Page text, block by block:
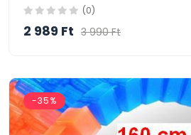
(0)
2 989 Ft 3 990 Ft
-35%